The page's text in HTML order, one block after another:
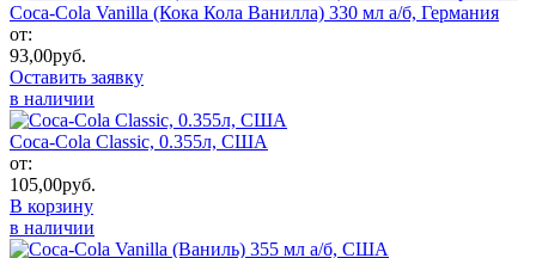
Coca-Cola Vanilla (Кока Кола Ванилла) 330 мл а/б, Германия
от:
93,00руб.
Оставить заявку
в наличии
Coca-Cola Classic, 0.355л, США
от:
105,00руб.
В корзину
в наличии